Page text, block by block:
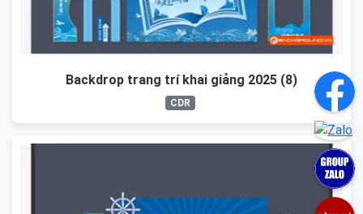
Backdrop trang trí khai giảng 2025 (8)
CDR